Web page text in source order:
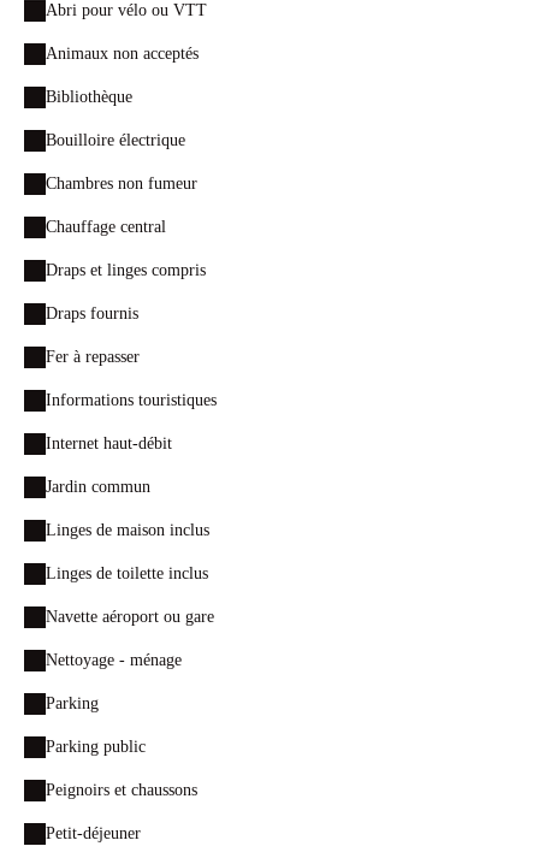
Abri pour vélo ou VTT
Animaux non acceptés
Bibliothèque
Bouilloire électrique
Chambres non fumeur
Chauffage central
Draps et linges compris
Draps fournis
Fer à repasser
Informations touristiques
Internet haut-débit
Jardin commun
Linges de maison inclus
Linges de toilette inclus
Navette aéroport ou gare
Nettoyage - ménage
Parking
Parking public
Peignoirs et chaussons
Petit-déjeuner